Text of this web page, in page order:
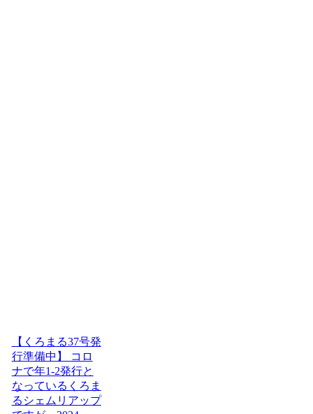
【くろまる37号発
行準備中】 コロ
ナで年1-2発行と
なっているくろま
るシェムリアップ